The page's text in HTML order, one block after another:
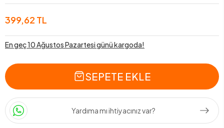
399,62 TL
En geç 10 Ağustos Pazartesi günü kargoda!
SEPETE EKLE
Yardıma mı ihtiyacınız var?